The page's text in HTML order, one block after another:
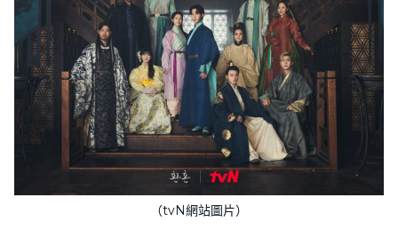
（tvN網站圖片）